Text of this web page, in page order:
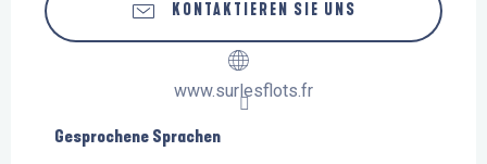
KONTAKTIEREN SIE UNS
www.surlesflots.fr
Gesprochene Sprachen
Gesprochene Sprachen